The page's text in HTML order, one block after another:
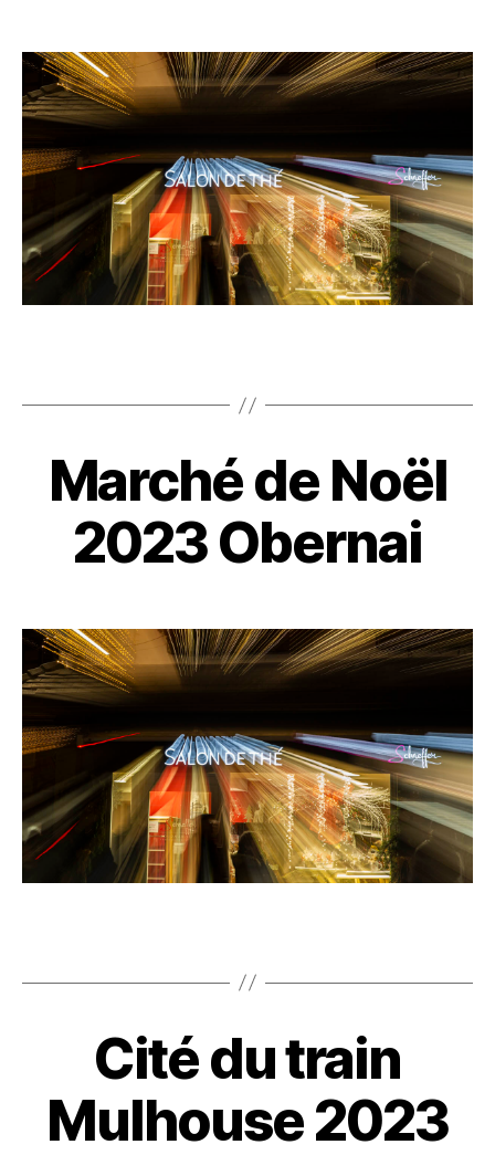
Marché de Noël
2023 Obernai
Cité du train
Mulhouse 2023